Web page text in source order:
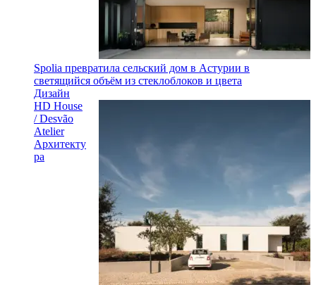
Spolia превратила сельский дом в Астурии в
светящийся объём из стеклоблоков и цвета
Дизайн
HD House
/ Desvão
Atelier
Архитекту
ра